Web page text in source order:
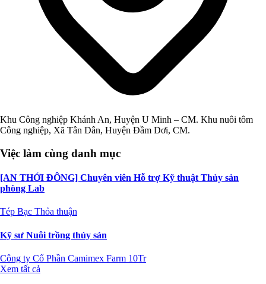
Khu Công nghiệp Khánh An, Huyện U Minh – CM. Khu nuôi tôm
Công nghiệp, Xã Tân Dân, Huyện Đầm Dơi, CM.
Việc làm cùng danh mục
[AN THỚI ĐÔNG] Chuyên viên Hỗ trợ Kỹ thuật Thủy sản
phòng Lab
Tép Bạc Thỏa thuận
Kỹ sư Nuôi trồng thủy sản
Công ty Cổ Phần Camimex Farm 10Tr
Xem tất cả